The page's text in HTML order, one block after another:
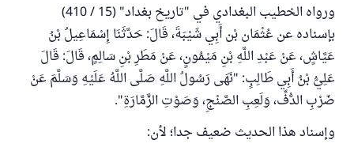
ورواه الخطيب البغدادي في "تاريخ بغداد" (15 / 410)
بإسناده عن عُثْمَان بْن أَبِي شَيْبَةَ، قَالَ: حَدَّثَنَا إِسْمَاعِيلُ بْنُ
عَيَّاشٍ، عَنْ عَبْدِ اللَّهِ بْنِ مَيْمُونٍ، عَنْ مَطَرِ بْنِ سَالِمٍ، قَالَ: قَالَ
عَلِيُّ بْنُ أَبِي طَالِبٍ: "نَهَى رَسُولُ اللَّهِ صَلَّى اللَّهُ عَلَيْهِ وَسَلَّمَ عَنْ
ضَرْبِ الدُّفِّ، وَلَعِبِ الصَّنْجِ، وَصَوْتِ الزَّمَّارَةِ".
وإسناد هذا الحديث ضعيف جدا؛ لأن: